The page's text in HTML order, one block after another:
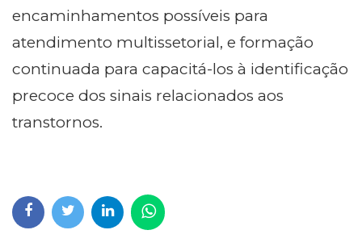
encaminhamentos possíveis para
atendimento multissetorial, e formação
continuada para capacitá-los à identificação
precoce dos sinais relacionados aos
transtornos.